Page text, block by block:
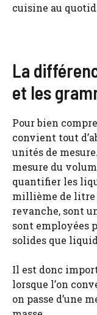
cuisine au
La
et les
Pour bien
convient tout
unités de
mesure du
quantifier les
millième de litre
revanche, sont
sont employées
solides que
Il est donc
lorsque l’on
on passe d’une